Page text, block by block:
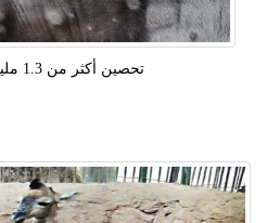
تحصين أكثر من 1.3 مليون رأس ماشية